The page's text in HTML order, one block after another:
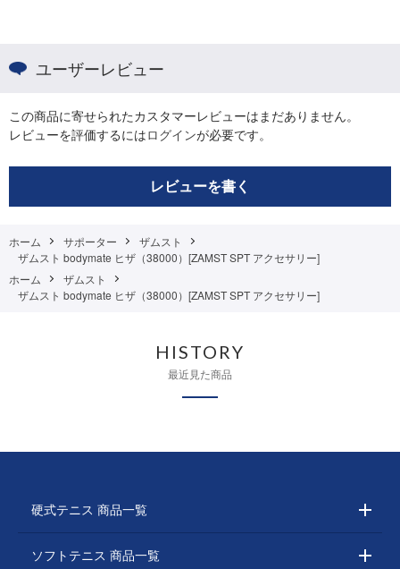
ユーザーレビュー
この商品に寄せられたカスタマーレビューはまだありません。
レビューを評価するにはログインが必要です。
レビューを書く
ホーム サポーター
ザムスト
ザムスト bodymate ヒザ（38000）[ZAMST SPT アクセサリー]
ホーム
ザムスト
ザムスト bodymate ヒザ（38000）[ZAMST SPT アクセサリー]
HISTORY
最近見た商品
硬式テニス 商品一覧
ソフトテニス 商品一覧